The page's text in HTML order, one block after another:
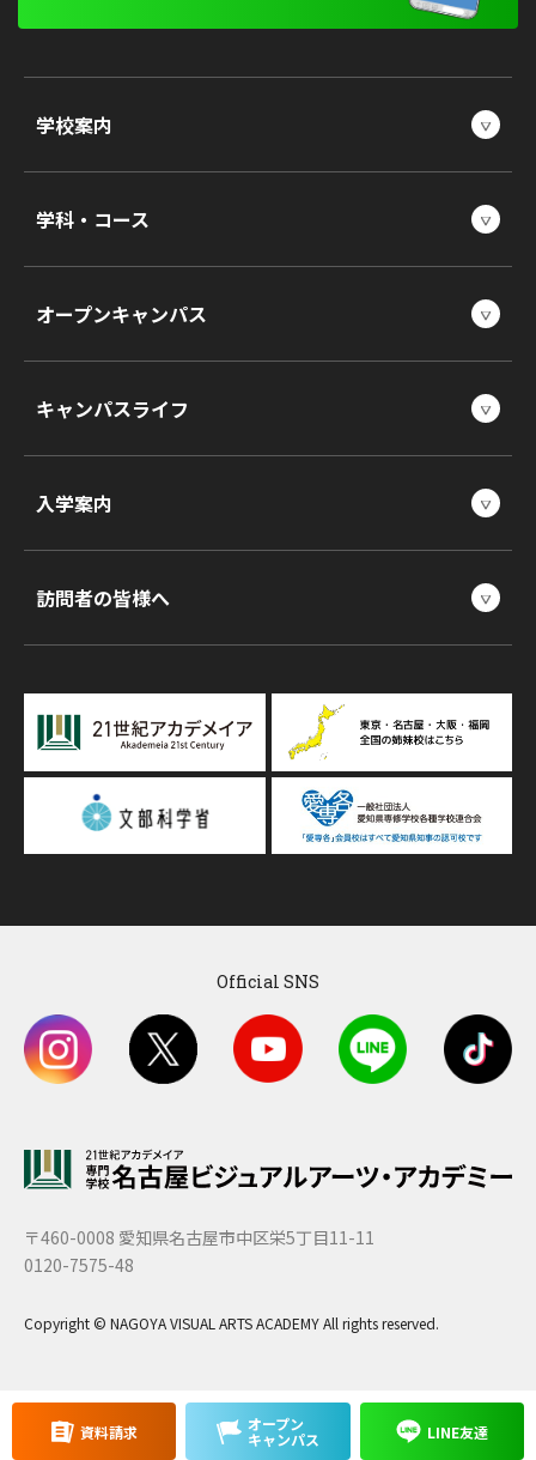
学校案内
学科・コース
オープンキャンパス
キャンパスライフ
入学案内
訪問者の皆様へ
〒460-0008 愛知県名古屋市中区栄5丁目11-11
0120-7575-48
Copyright © NAGOYA VISUAL ARTS ACADEMY All rights reserved.
Official SNS
資料請求 オープン
キャンパス LINE友達